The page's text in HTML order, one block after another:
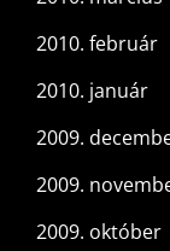
2010. február
2010. január
2009.
2009.
2009. október